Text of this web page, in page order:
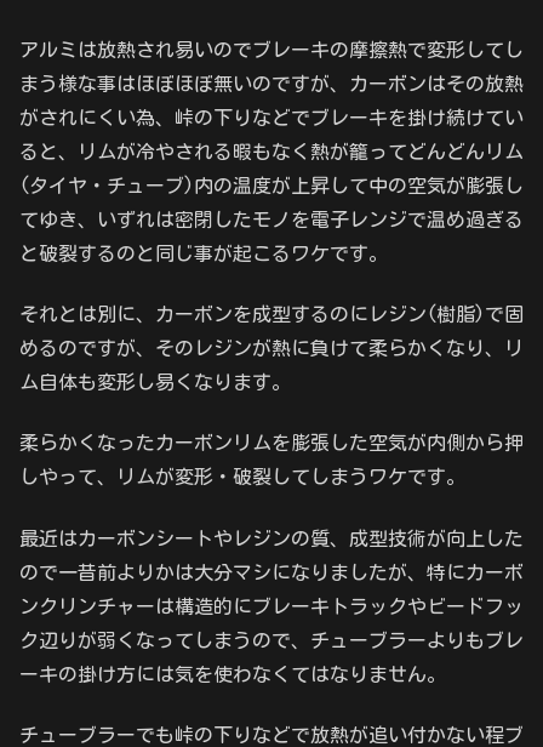
アルミは放熱され易いのでブレーキの摩擦熱で変形してし
まう様な事はほぼほぼ無いのですが、カーボンはその放熱
がされにくい為、峠の下りなどでブレーキを掛け続けてい
ると、リムが冷やされる暇もなく熱が籠ってどんどんリム
(タイヤ・チューブ)内の温度が上昇して中の空気が膨張し
てゆき、いずれは密閉したモノを電子レンジで温め過ぎる
と破裂するのと同じ事が起こるワケです。
それとは別に、カーボンを成型するのにレジン(樹脂)で固
めるのですが、そのレジンが熱に負けて柔らかくなり、リ
ム自体も変形し易くなります。
柔らかくなったカーボンリムを膨張した空気が内側から押
しやって、リムが変形・破裂してしまうワケです。
最近はカーボンシートやレジンの質、成型技術が向上した
ので一昔前よりかは大分マシになりましたが、特にカーボ
ンクリンチャーは構造的にブレーキトラックやビードフッ
ク辺りが弱くなってしまうので、チューブラーよりもブレ
ーキの掛け方には気を使わなくてはなりません。
チューブラーでも峠の下りなどで放熱が追い付かない程ブ